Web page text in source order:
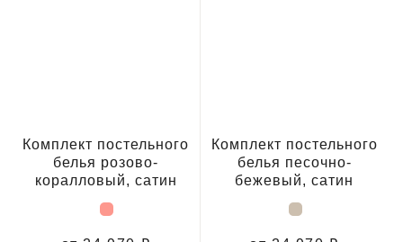
Комплект постельного
белья розово-
коралловый, сатин
Комплект постельного
белья песочно-
бежевый, сатин